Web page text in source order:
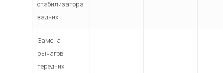
стабилизатора
задних
Замена
рычагов
передних